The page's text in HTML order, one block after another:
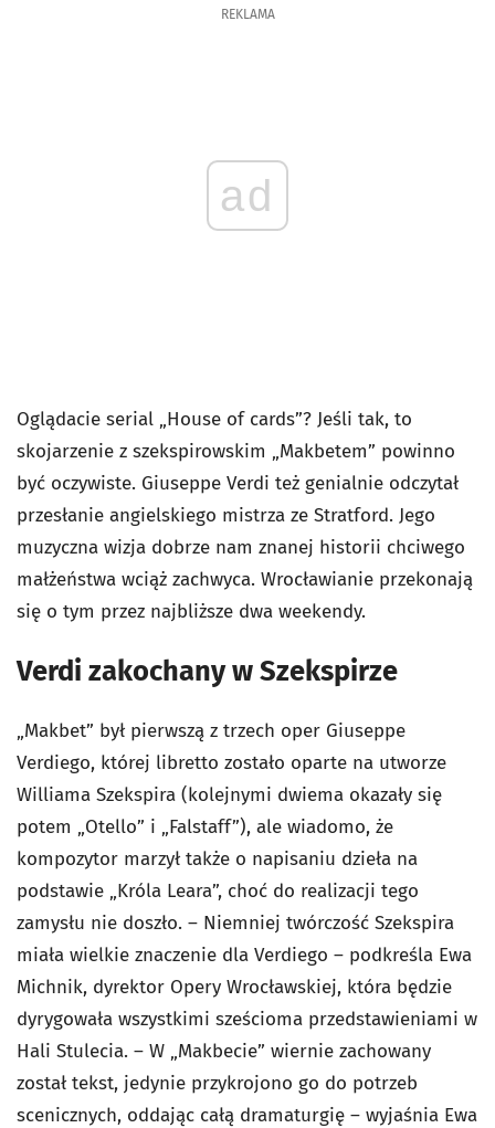
REKLAMA
ad
Oglądacie serial „House of cards”? Jeśli tak, to
skojarzenie z szekspirowskim „Makbetem” powinno
być oczywiste. Giuseppe Verdi też genialnie odczytał
przesłanie angielskiego mistrza ze Stratford. Jego
muzyczna wizja dobrze nam znanej historii chciwego
małżeństwa wciąż zachwyca. Wrocławianie przekonają
się o tym przez najbliższe dwa weekendy.
Verdi zakochany w Szekspirze
„Makbet” był pierwszą z trzech oper Giuseppe
Verdiego, której libretto zostało oparte na utworze
Williama Szekspira (kolejnymi dwiema okazały się
potem „Otello” i „Falstaff”), ale wiadomo, że
kompozytor marzył także o napisaniu dzieła na
podstawie „Króla Leara”, choć do realizacji tego
zamysłu nie doszło. – Niemniej twórczość Szekspira
miała wielkie znaczenie dla Verdiego – podkreśla Ewa
Michnik, dyrektor Opery Wrocławskiej, która będzie
dyrygowała wszystkimi sześcioma przedstawieniami w
Hali Stulecia. – W „Makbecie” wiernie zachowany
został tekst, jedynie przykrojono go do potrzeb
scenicznych, oddając całą dramaturgię – wyjaśnia Ewa